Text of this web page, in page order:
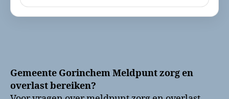
Gemeente Gorinchem Meldpunt zorg en
overlast bereiken?